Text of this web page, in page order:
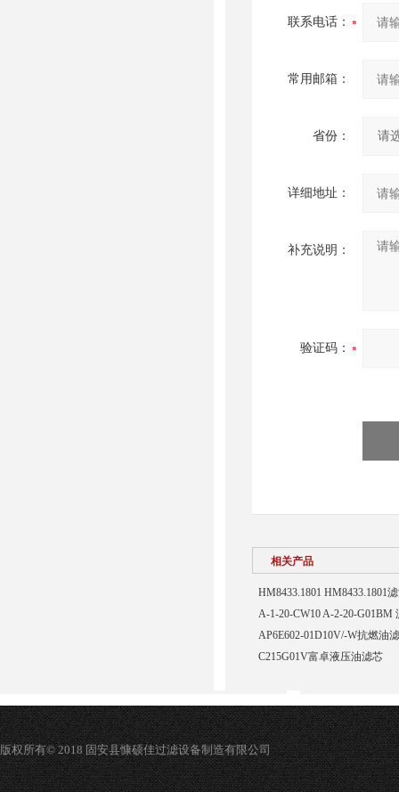
联系电话：
常用邮箱：
省份：
详细地址：
补充说明：
验证码：
相关产品
HM8433.1801 HM8433.1801
A-1-20-CW10 A-2-20-G01BM
AP6E602-01D10V/-W抗燃油
C215G01V富卓液压油滤芯
版权所有© 2018 固安县慷硕佳过滤设备制造有限公司